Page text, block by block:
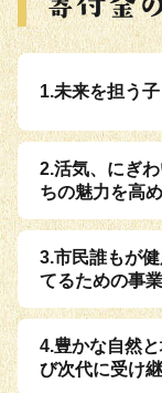
1.未来を担う
2.活気、にぎ
ちの魅力を高
3.市民誰もが
てるための事業
4.豊かな自然
び次代に受け